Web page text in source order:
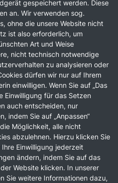
gespeichert werden. Diese
an. Wir verwenden sog.
ohne die unsere Website nicht
ist also erforderlich, um
Art und Weise
nicht technisch notwendige
zu analysieren oder
dürfen wir nur auf Ihrem
einwilligen. Wenn Sie auf „Das
Einwilligung für das Setzen
auch entscheiden, nur
indem Sie auf „Anpassen“
Möglichkeit, alle nicht
abzulehnen. Hierzu klicken Sie
Ihre Einwilligung jederzeit
ändern, indem Sie auf das
Website klicken. In unserer
Sie weitere Informationen dazu,